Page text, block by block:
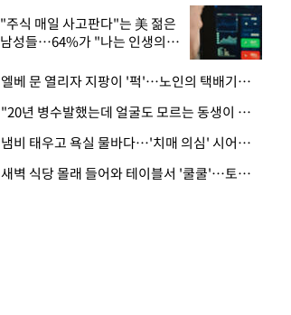
"주식 매일 사고판다"는 美 젊은
남성들…64%가 "나는 인생의
· 엘베 문 열리자 지팡이 '퍽'…노인의 택배기사 폭행 이유
· "20년 병수발했는데 얼굴도 모르는 동생이 유산 절반을"…배다른 형제 상속권 있을까
· 냄비 태우고 욕실 물바다…'치매 의심' 시어머니 검사 권유했다가 '날벼락'
· 새벽 식당 몰래 들어와 테이블서 '쿨쿨'…토사물 남기고 사라진 남성